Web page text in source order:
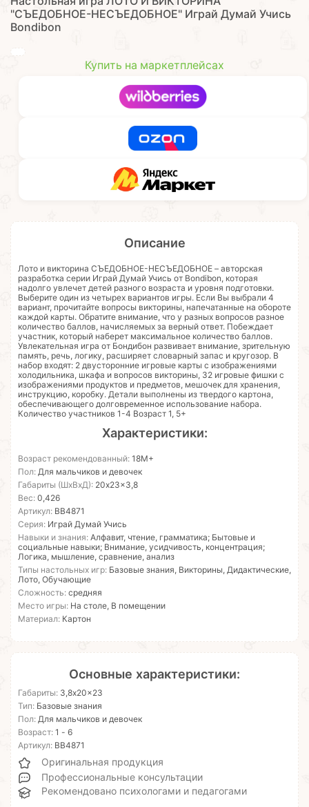
"СЪЕДОБНОЕ-НЕСЪЕДОБНОЕ" Играй Думай Учись
Bondibon
Купить на маркетплейсах
Описание
Лото и викторина СЪЕДОБНОЕ-НЕСЪЕДОБНОЕ – авторская
разработка серии Играй Думай Учись от Bondibon, которая
надолго увлечет детей разного возраста и уровня подготовки.
Выберите один из четырех вариантов игры. Если Вы выбрали 4
вариант, прочитайте вопросы викторины, напечатанные на обороте
каждой карты. Обратите внимание, что у разных вопросов разное
количество баллов, начисляемых за верный ответ. Побеждает
участник, который наберет максимальное количество баллов.
Увлекательная игра от Бондибон развивает внимание, зрительную
память, речь, логику, расширяет словарный запас и кругозор. В
набор входят: 2 двусторонние игровые карты с изображениями
холодильника, шкафа и вопросов викторины, 32 игровые фишки с
изображениями продуктов и предметов, мешочек для хранения,
инструкцию, коробку. Детали выполнены из твердого картона,
обеспечивающего долговременное использование набора.
Количество участников 1-4 Возраст 1, 5+
Характеристики:
Возраст рекомендованный: 18М+
Пол: Для мальчиков и девочек
Габариты (ШхВхД): 20x23x3,8
Вес: 0,426
Артикул: ВВ4871
Серия: Играй Думай Учись
Навыки и знания: Алфавит, чтение, грамматика; Бытовые и
социальные навыки; Внимание, усидчивость, концентрация;
Логика, мышление, сравнение, анализ
Типы настольных игр: Базовые знания, Викторины, Дидактические,
Лото, Обучающие
Сложность: средняя
Место игры: На столе, В помещении
Материал: Картон
Основные характеристики:
Габариты: 3,8x20x23
Тип: Базовые знания
Пол: Для мальчиков и девочек
Возраст: 1 - 6
Артикул: ВВ4871
Оригинальная продукция
Профессиональные консультации
Рекомендовано психологами и педагогами